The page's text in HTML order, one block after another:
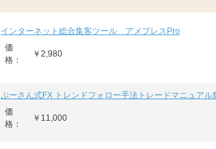
インターネット総合集客ツール アメプレスPro
価
格：
￥2,980
ぷーさん式FX トレンドフォロー手法トレードマニュアル
価
格：
￥11,000